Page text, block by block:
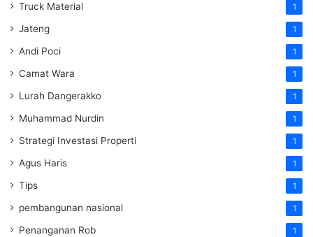
Truck Material 1
Jateng 1
Andi Poci 1
Camat Wara 1
Lurah Dangerakko 1
Muhammad Nurdin 1
Strategi Investasi Properti 1
Agus Haris 1
Tips 1
pembangunan nasional 1
Penanganan Rob 1